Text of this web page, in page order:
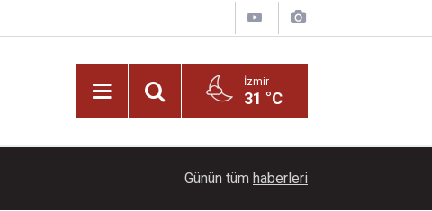
İzmir
31 °C
Başkan İlkay Çiçek tutuklandı!
Günün tüm haberleri